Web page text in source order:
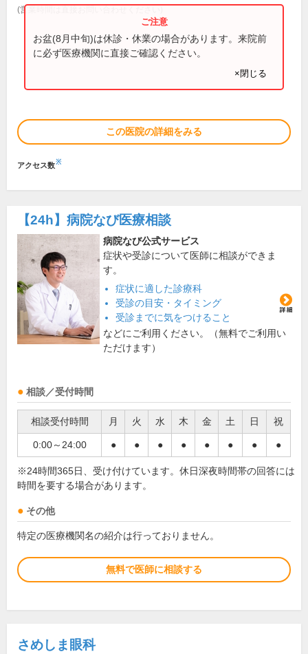
(営業時間は直接お問い合わせください)
お盆(8月中旬)は休診・休業の場合があります。来院前
に必ず医療機関に直接ご確認ください。
×閉じる
この医院の詳細をみる
アクセス数※
【24h】 病院なび医療相談
病院なび公式サービス
症状や受診について医師に相談ができま
す。
症状に適した診療科
受診の目安・タイミング
受診までに気をつけること
などにご利用ください。（無料でご利用い
ただけます）
相談／受付時間
相談受付時間 月 火 水 木 金 土 日 祝
0:00～24:00 ● ● ● ● ● ● ● ●
※24時間365日、受け付けています。休日深夜時間帯の回答には
時間を要する場合があります。
その他
特定の医療機関名の紹介は行っておりません。
無料で医師に相談する
さめしま眼科